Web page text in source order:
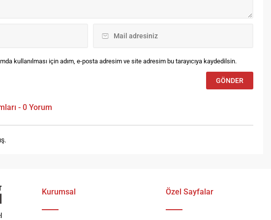
kullanılması için adım, e-posta adresim ve site adresim bu tarayıcıya kaydedilsin.
- 0 Yorum
Kurumsal Özel Sayfalar